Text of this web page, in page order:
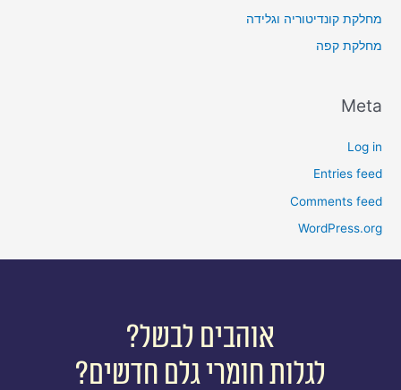
מחלקת קונדיטוריה וגלידה
מחלקת קפה
Meta
Log in
Entries feed
Comments feed
WordPress.org
אוהבים לבשל?
לגלות חומרי גלם חדשים?